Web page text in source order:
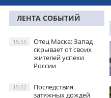
ЛЕНТА СОБЫТИЙ
Отец Маска: Запад
скрывает от своих
жителей успехи
России
15:55
Последствия
затяжных дождей
15:52